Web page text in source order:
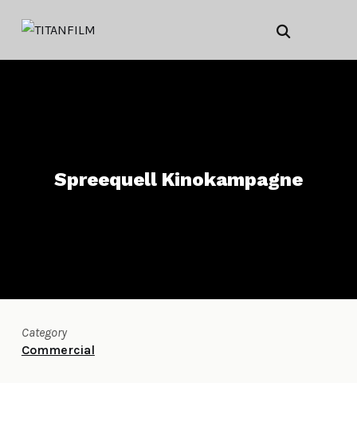
Spreequell Kinokampagne
Category
Commercial